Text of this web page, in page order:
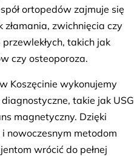
ortopedów zajmuje się
zwichnięcia czy
takich jak
czy osteoporoza.
Koszęcinie wykonujemy
takie jak USG
magnetyczny. Dzięki
nowoczesnym metodom
wrócić do pełnej